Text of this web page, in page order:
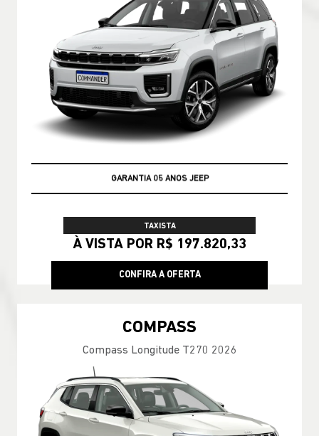
GARANTIA 05 ANOS JEEP
TAXISTA
À VISTA POR R$ 197.820,33
CONFIRA A OFERTA
COMPASS
Compass Longitude T270 2026